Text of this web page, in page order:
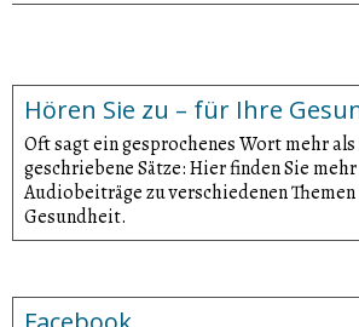
Hören Sie zu – für Ihre
Oft sagt ein gesprochenes Wort mehr als
geschriebene Sätze: Hier finden Sie mehr
Audiobeiträge zu verschiedenen
Gesundheit.